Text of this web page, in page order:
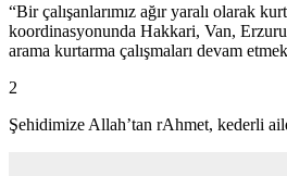
“Bir çalışanlarımız ağır yaralı olarak
koordinasyonunda Hakkari, Van,
arama kurtarma çalışmaları devam
2
Şehidimize Allah’tan rAhmet, kederli